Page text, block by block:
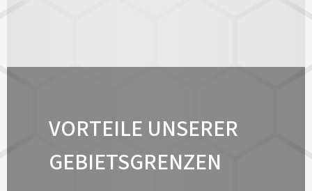
VORTEILE UNSERER
GEBIETSGRENZEN